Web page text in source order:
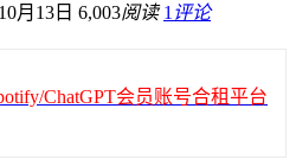
月13日 6,003阅读 1 评论
ChatGPT会员账号合租平台